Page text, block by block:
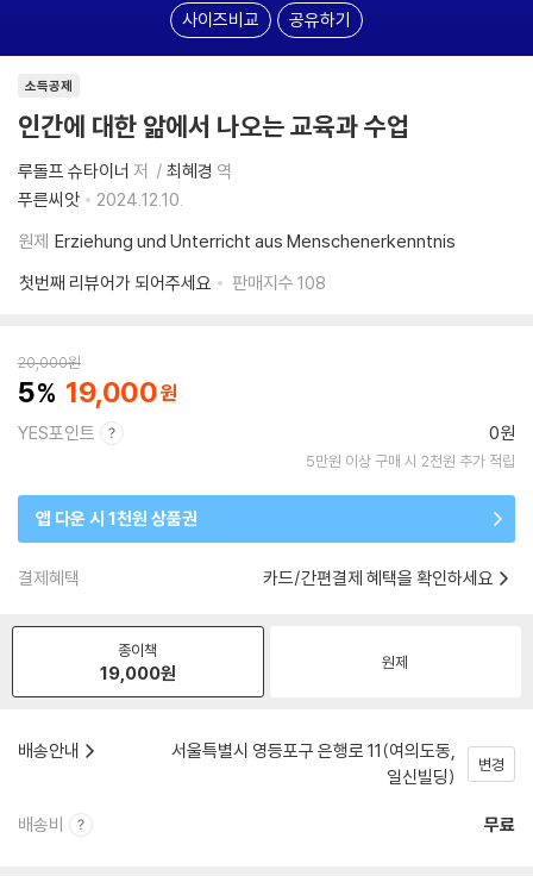
사이즈비교 공유하기
소득공제
인간에 대한 앎에서 나오는 교육과 수업
루돌프 슈타이너 저 최혜경 역
푸른씨앗
2024.12.10.
원제 Erziehung und Unterricht aus Menschenerkenntnis
첫번째 리뷰어가 되어주세요
판매지수 108
20,000원
5 19,000
YES포인트 0원
5만원 이상 구매 시 2천원 추가 적립
앱 다운 시 1천원 상품권
결제혜택 카드/간편결제 혜택을 확인하세요
종이책
19,000원 원제
배송안내
서울특별시 영등포구 은행로 11(여의도동,
일신빌딩)
변경
배송비 무료